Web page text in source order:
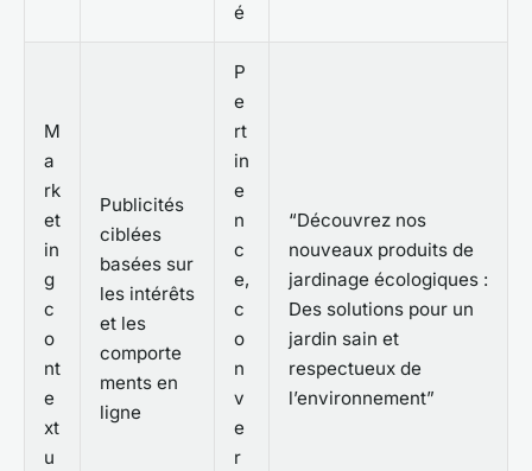
é
M
a
rk
et
in
g
c
o
nt
e
xt
u
Publicités
ciblées
basées sur
les intérêts
et les
comporte
ments en
ligne
P
e
rt
in
e
n
c
e,
c
o
n
v
e
r
“Découvrez nos
nouveaux produits de
jardinage écologiques :
Des solutions pour un
jardin sain et
respectueux de
l’environnement”